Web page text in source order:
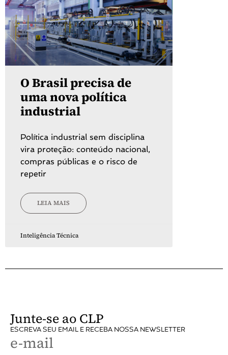
O Brasil precisa de
uma nova política
industrial
Política industrial sem disciplina
vira proteção: conteúdo nacional,
compras públicas e o risco de
repetir
LEIA MAIS
Inteligência Técnica
Junte-se ao CLP
ESCREVA SEU EMAIL E RECEBA NOSSA NEWSLETTER
e-mail